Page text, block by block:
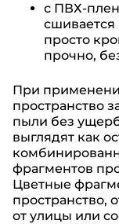
с ПВХ-
просто
прочно,
При
пространство
пыли без
выглядят как
фрагментов
Цветные
пространство,
от улицы или